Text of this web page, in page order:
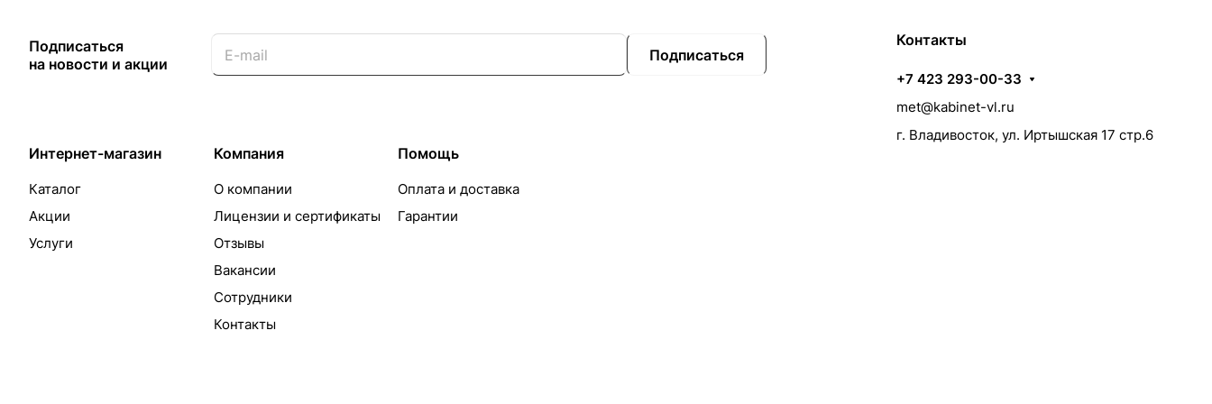
Подписаться
на новости и акции
Подписаться
Интернет-магазин
Каталог
Акции
Услуги
Компания
О компании
Лицензии и сертификаты
Отзывы
Вакансии
Сотрудники
Контакты
Помощь
Оплата и доставка
Гарантии
Контакты
+7 423 293-00-33
met@kabinet-vl.ru
г. Владивосток, ул. Иртышская 17 стр.6